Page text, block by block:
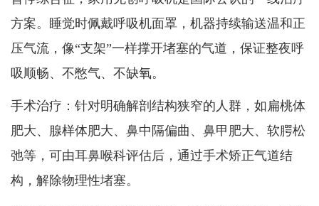
方案。睡觉时佩戴呼吸机面罩，机器持续输送温和正
压气流，像“支架”一样撑开堵塞的气道，保证整夜呼
吸顺畅、不憋气、不缺氧。
手术治疗：针对明确解剖结构狭窄的人群，如扁桃体
肥大、腺样体肥大、鼻中隔偏曲、鼻甲肥大、软腭松
弛等，可由耳鼻喉科评估后，通过手术矫正气道结
构，解除物理性堵塞。